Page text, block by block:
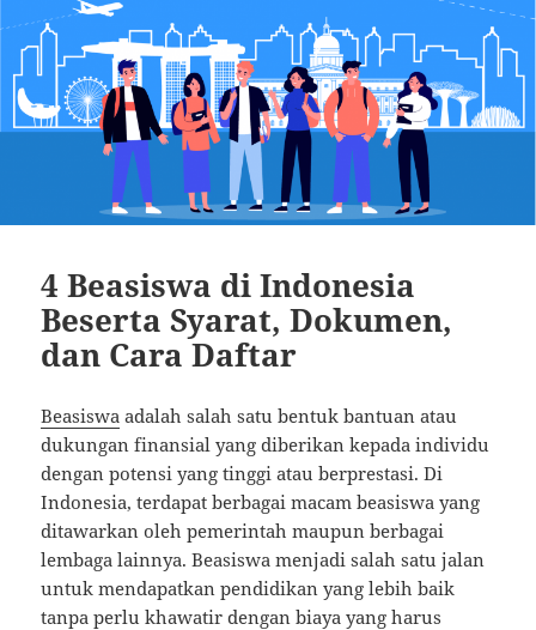
4 Beasiswa di Indonesia
Beserta Syarat, Dokumen,
dan Cara Daftar
Beasiswa adalah salah satu bentuk bantuan atau
dukungan finansial yang diberikan kepada individu
dengan potensi yang tinggi atau berprestasi. Di
Indonesia, terdapat berbagai macam beasiswa yang
ditawarkan oleh pemerintah maupun berbagai
lembaga lainnya. Beasiswa menjadi salah satu jalan
untuk mendapatkan pendidikan yang lebih baik
tanpa perlu khawatir dengan biaya yang harus